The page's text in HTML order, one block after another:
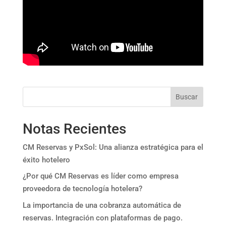
Buscar
Notas Recientes
CM Reservas y PxSol: Una alianza estratégica para el
éxito hotelero
¿Por qué CM Reservas es líder como empresa
proveedora de tecnología hotelera?
La importancia de una cobranza automática de
reservas. Integración con plataformas de pago.